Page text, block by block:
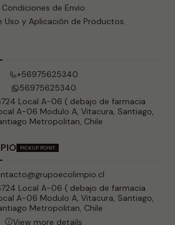
Condiciones de Envio
Uso y Aplicación de Productos.
+56975625340
56975625340
Local A-06 ( debajo de farmacia
A-06 Modulo A, Vitacura, Santiago,
Metropolitan, Chile
PICKUP POINT
Local A-06 ( debajo de farmacia
A-06 Modulo A, Vitacura, Santiago,
Metropolitan, Chile
View more details